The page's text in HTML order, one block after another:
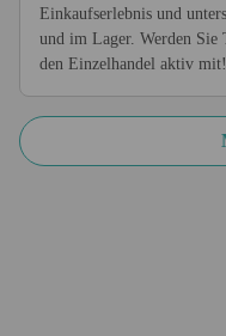
Einkaufserlebnis und
und im Lager. Werden
den Einzelhandel aktiv mit!